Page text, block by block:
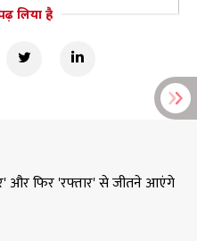
लिया है
और फिर 'रफ्तार' से जीतने आएंगे